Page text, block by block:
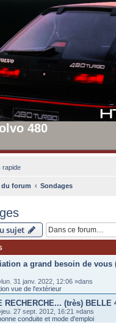
480
rapide
du forum Sondages
sujet
a grand besoin de vous
31 janv. 2022, 12:06 »dans
vue de l'extérieur
RECHERCHE... (très) BELLE
27 sept. 2012, 16:21 »dans
conduite et mode d'emploi